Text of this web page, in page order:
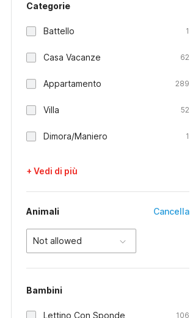
Categorie
Battello 1
Casa Vacanze 62
Appartamento 289
Villa 52
Dimora/Maniero 1
+ Vedi di più
Animali Cancella
Not allowed
Bambini
Lettino Con Sponde 106